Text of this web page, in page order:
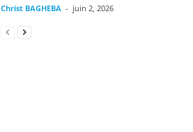
Christ BAGHEBA - juin 2, 2026